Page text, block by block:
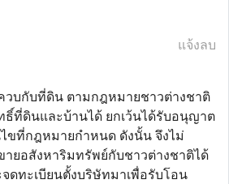
แจ้งลบ
กับที่ดิน ตามกฎหมายชาวต่างชาติ
ที่ดินและบ้านได้ ยกเว้นได้รับอนุญาต
ขที่กฎหมายกำหนด ดังนั้น จึงไม่
ยอสังหาริมทรัพย์กับชาวต่างชาติได้
ดทะเบียนตั้งบริษัทมาเพื่อรับโอน